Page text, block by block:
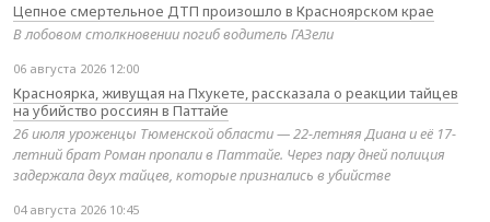
Цепное смертельное ДТП произошло в Красноярском крае
В лобовом столкновении погиб водитель ГАЗели
06 августа 2026 12:00
Красноярка, живущая на Пхукете, рассказала о реакции тайцев
на убийство россиян в Паттайе
26 июля уроженцы Тюменской области — 22-летняя Диана и её 17-
летний брат Роман пропали в Паттайе. Через пару дней полиция
задержала двух тайцев, которые признались в убийстве
04 августа 2026 10:45